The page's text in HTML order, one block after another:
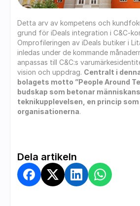
Detta arv av kompetens och
grund för iDeals integration i C&C-
Omprofileringen av iDeals butiker i
inledas under de kommande
anpassas till C&C:s
vision och uppdrag. Centralt i
bolagets motto ”People Around
budskap som betonar
teknikupplevelsen, en princip som
organisationerna.
Dela artikeln